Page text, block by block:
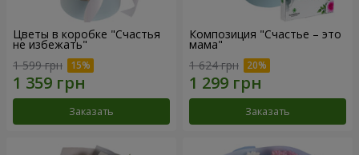
Цветы в коробке "Счастья
не избежать"
1 599 грн
Заказать
Композиция "Счастье – это
мама"
1 624 грн
Заказать